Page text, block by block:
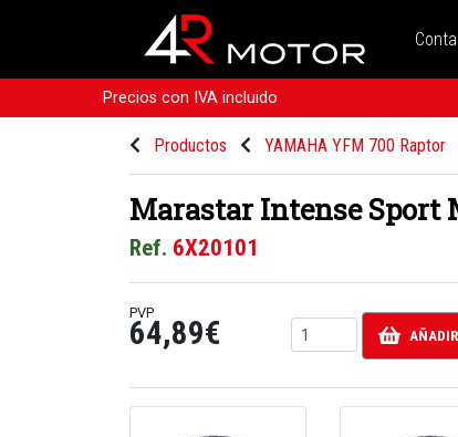
Precios con IVA incluido
Productos YAMAHA YFM 700 Raptor
Marastar Intense Sport
Ref. 6X20101
PVP
64,89€